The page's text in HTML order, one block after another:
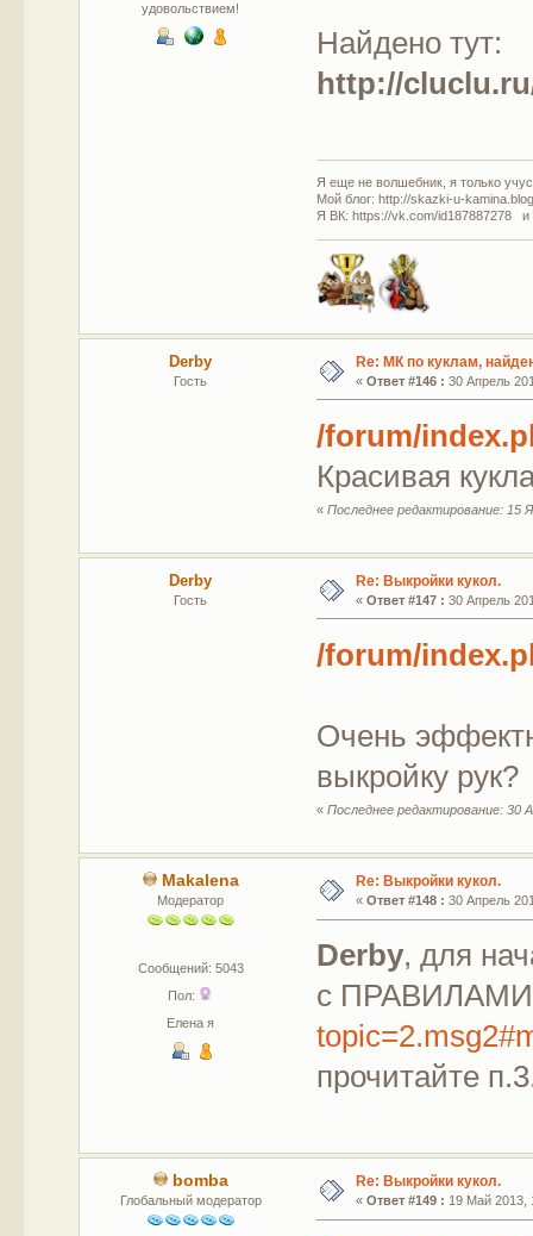
удовольствием!
Найдено тут:
http://
Я еще не волшебник, я только
Мой блог: http://skazki-u-
Я ВК: https://vk.com/id187887278 и
Derby
Гость
Re: МК по куклам,
« Ответ #146 : 30 Апрель
/forum/
Красивая
«Последнее редактирование: 15
Derby
Гость
Re: Выкройки кукол.
« Ответ #147 : 30 Апрель
/forum/
Очень
выкройку рук?
«Последнее редактирование: 30
Makalena
Модератор
Сообщений: 5043
Пол:
Елена я
Re: Выкройки кукол.
« Ответ #148 : 30 Апрель
Derby, для
с
прочитайте
bomba
Глобальный модератор
Re: Выкройки кукол.
« Ответ #149 : 19 Май 2013,